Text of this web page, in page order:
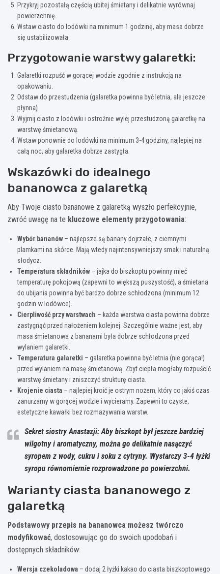
Przykryj pozostałą częścią ubitej śmietany i delikatnie wyrównaj
powierzchnię.
Wstaw ciasto do lodówki na minimum 1 godzinę, aby masa dobrze
się ustabilizowała.
Przygotowanie warstwy galaretki:
Galaretki rozpuść w gorącej wodzie zgodnie z instrukcją na
opakowaniu.
Odstaw do przestudzenia (galaretka powinna być letnia, ale jeszcze
płynna).
Wyjmij ciasto z lodówki i ostrożnie wylej przestudzoną galaretkę na
warstwę śmietanową.
Wstaw ponownie do lodówki na minimum 3-4 godziny, najlepiej na
całą noc, aby galaretka dobrze zastygła.
Wskazówki do idealnego
bananowca z galaretką
Aby Twoje ciasto bananowe z galaretką wyszło perfekcyjnie,
zwróć uwagę na te kluczowe elementy przygotowania:
Wybór bananów – najlepsze są banany dojrzałe, z ciemnymi
plamkami na skórce. Mają wtedy najintensywniejszy smak i naturalną
słodycz.
Temperatura składników – jajka do biszkoptu powinny mieć
temperaturę pokojową (zapewni to większą puszystość), a śmietana
do ubijania powinna być bardzo dobrze schłodzona (minimum 12
godzin w lodówce).
Cierpliwość przy warstwach – każda warstwa ciasta powinna dobrze
zastygnąć przed nałożeniem kolejnej. Szczególnie ważne jest, aby
masa śmietanowa z bananami była dobrze schłodzona przed
wylaniem galaretki.
Temperatura galaretki – galaretka powinna być letnia (nie gorąca!)
przed wylaniem na masę śmietanową. Zbyt ciepła mogłaby rozpuścić
warstwę śmietany i zniszczyć strukturę ciasta.
Krojenie ciasta – najlepiej kroić je ostrym nożem, który co jakiś czas
zanurzamy w gorącej wodzie i wycieramy. Zapewni to czyste,
estetyczne kawałki bez rozmazywania warstw.
Sekret siostry Anastazji: Aby biszkopt był jeszcze bardziej
wilgotny i aromatyczny, można go delikatnie nasączyć
syropem z wody, cukru i soku z cytryny. Wystarczy 3-4 łyżki
syropu równomiernie rozprowadzone po powierzchni.
Warianty ciasta bananowego z
galaretką
Podstawowy przepis na bananowca możesz twórczo
modyfikować, dostosowując go do swoich upodobań i
dostępnych składników:
Wersja czekoladowa – dodaj 2 łyżki kakao do ciasta biszkoptowego